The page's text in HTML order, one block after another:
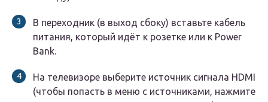
В переходник (в выход сбоку) вставьте кабель
питания, который идёт к розетке или к Power
Bank.
На телевизоре выберите источник сигнала HDMI
(чтобы попасть в меню с источниками, нажмите